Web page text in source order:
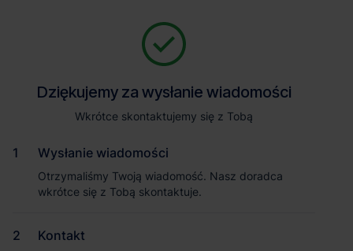
Dziękujemy za wysłanie wiadomości
Wkrótce skontaktujemy się z Tobą
Wysłanie wiadomości
Otrzymaliśmy Twoją wiadomość. Nasz doradca
wkrótce się z Tobą skontaktuje.
Kontakt
Jesteśmy tu, żeby Ci pomóc. Niezależnie od tego, na jakim etapie
pomożemy Ci wybrać najlepszą ofertę. Napisz do nas!
Imię i nazwisko
Dziękujemy za wysłanie wiadomości
Wkrótce skontaktujemy się z Tobą
Wysłanie wiadomości
Otrzymaliśmy Twoją wiadomość. Nasz doradca
wkrótce się z Tobą skontaktuje.
Kontakt